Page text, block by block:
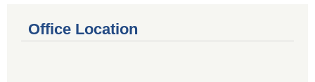
Office Location